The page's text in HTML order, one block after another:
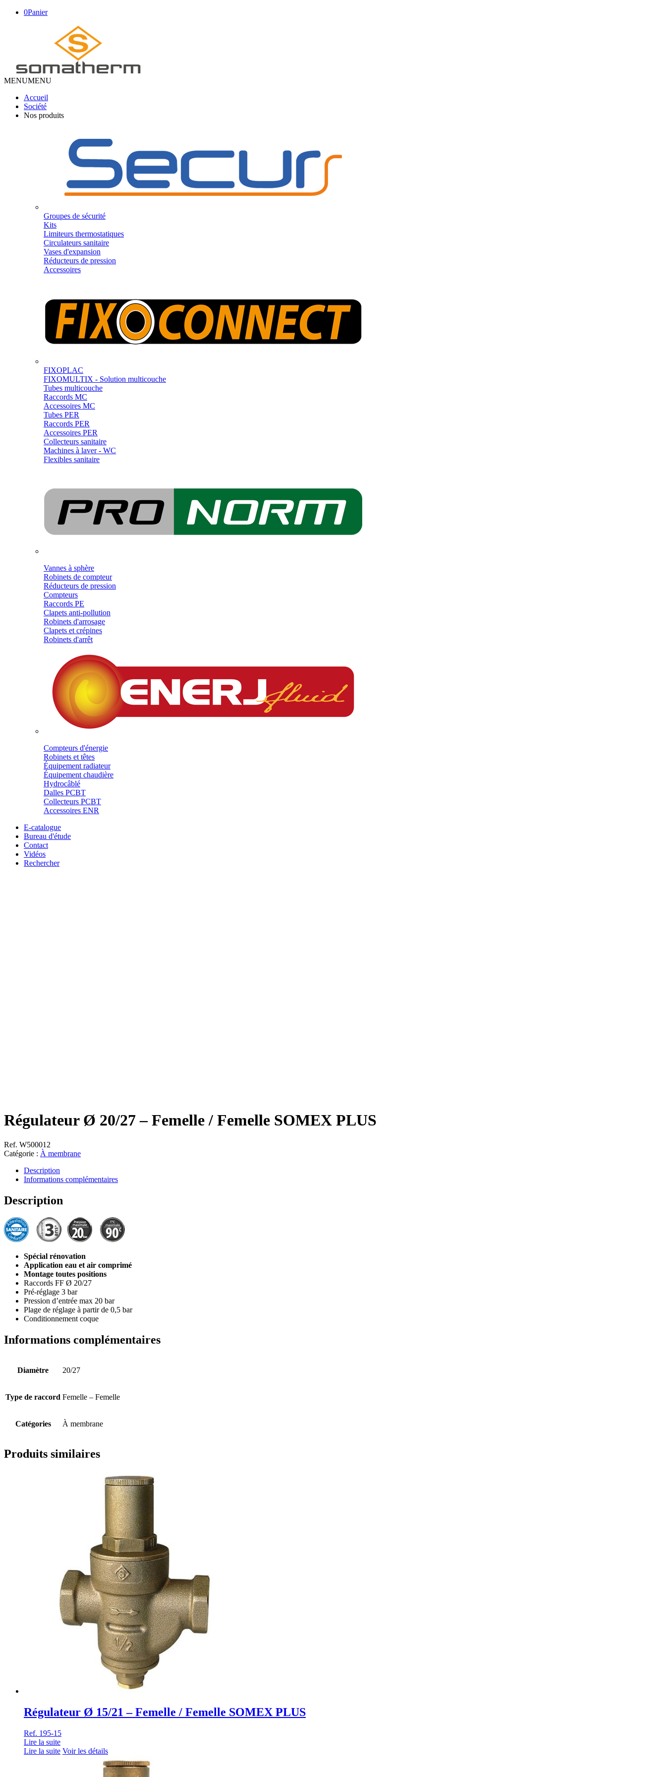
0Panier
MENUMENU
Accueil
Société
Nos produits
Groupes de sécurité
Kits
Limiteurs thermostatiques
Circulateurs sanitaire
Vases d'expansion
Réducteurs de pression
Accessoires
FIXOPLAC
FIXOMULTIX - Solution multicouche
Tubes multicouche
Raccords MC
Accessoires MC
Tubes PER
Raccords PER
Accessoires PER
Collecteurs sanitaire
Machines à laver - WC
Flexibles sanitaire
Vannes à sphère
Robinets de compteur
Réducteurs de pression
Compteurs
Raccords PE
Clapets anti-pollution
Robinets d'arrosage
Clapets et crépines
Robinets d'arrêt
Compteurs d'énergie
Robinets et têtes
Équipement radiateur
Équipement chaudière
Hydrocâblé
Dalles PCBT
Collecteurs PCBT
Accessoires ENR
E-catalogue
Bureau d'étude
Contact
Vidéos
Rechercher
Régulateur Ø 20/27 – Femelle / Femelle SOMEX PLUS
Ref. W500012
Catégorie : À membrane
Description
Informations complémentaires
Description
Spécial rénovation
Application eau et air comprimé
Montage toutes positions
Raccords FF Ø 20/27
Pré-réglage 3 bar
Pression d’entrée max 20 bar
Plage de réglage à partir de 0,5 bar
Conditionnement coque
Informations complémentaires
Diamètre 20/27
Type de raccord Femelle – Femelle
Catégories À membrane
Produits similaires
Régulateur Ø 15/21 – Femelle / Femelle SOMEX PLUS
Ref. 195-15
Lire la suite
Lire la suite Voir les détails